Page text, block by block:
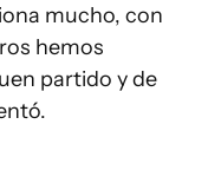
mucho, con
hemos
partido y de